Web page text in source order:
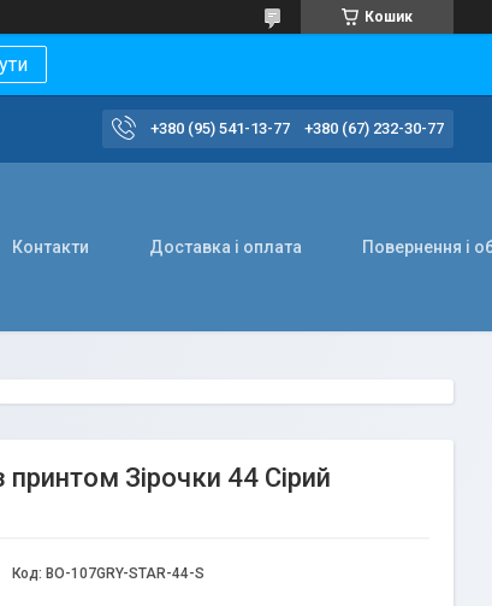
Кошик
+380 (95) 541-13-77 +380 (67) 232-30-77
Контакти Доставка і оплата Повернення і
Зірочки 44 Сірий
Код: BO-107GRY-STAR-44-S